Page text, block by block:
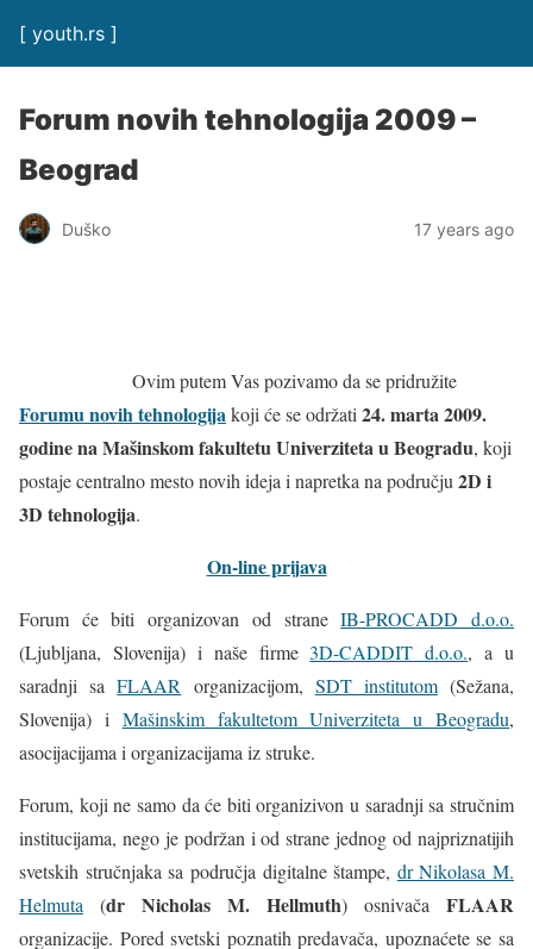
[ youth.rs ]
Forum novih tehnologija 2009 –
Beograd
Duško 17 years ago
Ovim putem Vas pozivamo da se pridružite
Forumu novih tehnologijakoji će se održati 24. marta 2009.
godine na Mašinskom fakultetu Univerziteta u Beogradu, koji
postaje centralno mesto novih ideja i napretka na području 2D i
3D tehnologija.
On-line prijava
Forum će biti organizovan od straneIB-PROCADD d.o.o.
(Ljubljana, Slovenija) i naše firme3D-CADDIT d.o.o., a u
saradnji saFLAAR organizacijom, SDT institutom(Sežana,
Slovenija) i Mašinskim fakultetom Univerziteta u Beogradu,
asocijacijama i organizacijama iz struke.
Forum, koji ne samo da će biti organizivon u saradnji sa stručnim
institucijama, nego je podržan i od strane jednog od najpriznatijih
svetskih stručnjaka sa područja digitalne štampe, dr Nikolasa M.
Helmuta (dr Nicholas M. Hellmuth) osnivača FLAAR
organizacije. Pored svetski poznatih predavača, upoznaćete se sa